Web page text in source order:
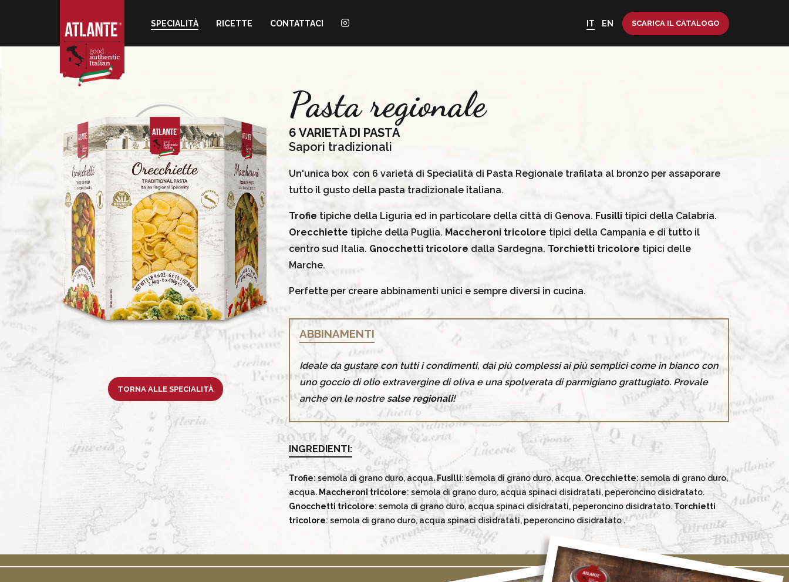
SPECIALITÀ RICETTE CONTATTACI IT EN SCARICA IL CATALOGO
TORNA ALLE SPECIALITÀ
Pasta regionale
6 VARIETÀ DI PASTA
Sapori tradizionali
Un'unica box con 6 varietà di Specialità di Pasta Regionale trafilata al bronzo per assaporare
tutto il gusto della pasta tradizionale italiana.
Trofie tipiche della Liguria ed in particolare della città di Genova. Fusillitipici della Calabria.
Orecchiette tipiche della Puglia. Maccheroni tricolore tipici della Campania e di tutto il
centro sud Italia. Gnocchetti tricolore dalla Sardegna. Torchietti tricolore tipici delle
Marche.
Perfette per creare abbinamenti unici e sempre diversi in cucina.
ABBINAMENTI
Ideale da gustare con tutti i condimenti, dai più complessi ai più semplici come in bianco con
uno goccio di olio extravergine di oliva e una spolverata di parmigiano grattugiato. Provale
anche on le nostresalse regionali!
INGREDIENTI:
Trofie: semola di grano duro, acqua.Fusilli: semola di grano duro, acqua. Orecchiette: semola di grano duro,
acqua. Maccheroni tricolore: semola di grano duro, acqua spinaci disidratati, peperoncino disidratato.
Gnocchetti tricolore: semola di grano duro, acqua spinaci disidratati, peperoncino disidratato.Torchietti
tricolore: semola di grano duro, acqua spinaci disidratati, peperoncino disidratato .